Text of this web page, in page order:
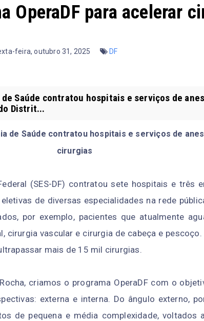
OperaDF para acelerar
feira, outubro 31, 2025 DF
de Saúde contratou hospitais e serviços de
Distrit...
de Saúde contratou hospitais e serviços de
cirurgias
(SES-DF) contratou sete hospitais e três
de diversas especialidades na rede
por exemplo, pacientes que atualmente
cirurgia vascular e cirurgia de cabeça e
mais de 15 mil cirurgias.
criamos o programa OperaDF com o
externa e interna. Do ângulo externo,
de pequena e média complexidade, voltados